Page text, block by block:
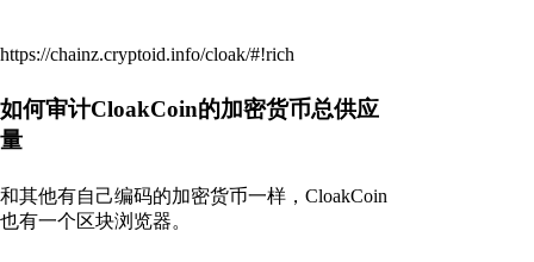
https://chainz.cryptoid.info/cloak/#!rich
如何审计CloakCoin的加密货币总供应
量
和其他有自己编码的加密货币一样，CloakCoin
也有一个区块浏览器。